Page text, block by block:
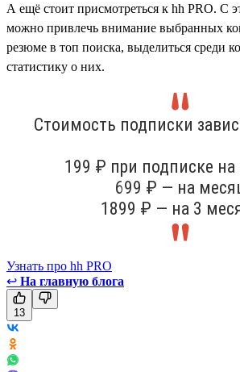
А ещё стоит присмотреться к hh PRO. С
можно привлечь внимание выбранных
резюме в топ поиска, выделиться среди
статистику о них.
Стоимость подписки
199 ₽ при подписке
699 ₽ — на
1899 ₽ — на 3
Узнать про hh PRO
↩ На главную блога
13